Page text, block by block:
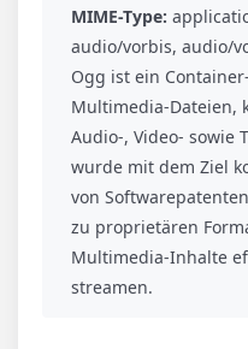
MIME-Type:
audio/vorbis, audio/
Ogg ist ein
Multimedia-Dateien,
Audio-, Video- sowie
wurde mit dem Ziel
von
zu proprietären
Multimedia-Inhalte
streamen.